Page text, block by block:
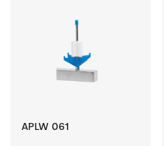
APLW 061